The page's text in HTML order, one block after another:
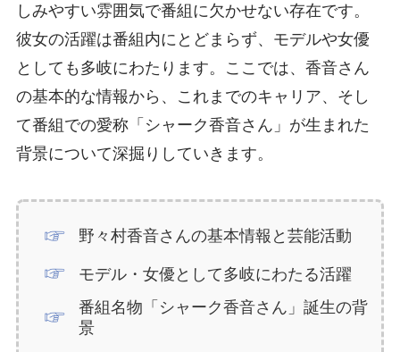
しみやすい雰囲気で番組に欠かせない存在です。
彼女の活躍は番組内にとどまらず、モデルや女優
としても多岐にわたります。ここでは、香音さん
の基本的な情報から、これまでのキャリア、そし
て番組での愛称「シャーク香音さん」が生まれた
背景について深掘りしていきます。
野々村香音さんの基本情報と芸能活動
モデル・女優として多岐にわたる活躍
番組名物「シャーク香音さん」誕生の背
景